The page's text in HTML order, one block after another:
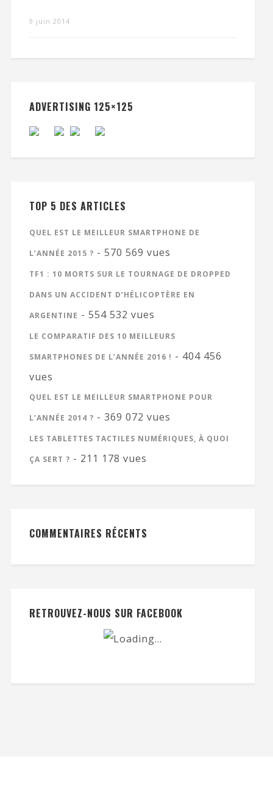
9 juin 2014
ADVERTISING 125×125
TOP 5 DES ARTICLES
QUEL EST LE MEILLEUR SMARTPHONE DE
L’ANNÉE 2015 ? - 570 569 vues
TF1 : 10 MORTS SUR LE TOURNAGE DE DROPPED
DANS UN ACCIDENT D’HÉLICOPTÈRE EN
ARGENTINE - 554 532 vues
LE COMPARATIF DES 10 MEILLEURS
SMARTPHONES DE L’ANNÉE 2016 ! - 404 456
vues
QUEL EST LE MEILLEUR SMARTPHONE POUR
L’ANNÉE 2014 ? - 369 072 vues
LES TABLETTES TACTILES NUMÉRIQUES, À QUOI
ÇA SERT ? - 211 178 vues
COMMENTAIRES RÉCENTS
RETROUVEZ-NOUS SUR FACEBOOK